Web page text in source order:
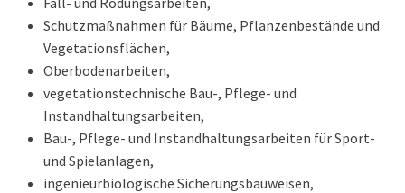
Schutzmaßnahmen für Bäume, Pflanzenbestände und
Vegetationsflächen,
Oberbodenarbeiten,
vegetationstechnische Bau-, Pflege- und
Instandhaltungsarbeiten,
Bau-, Pflege- und Instandhaltungsarbeiten für Sport-
und Spielanlagen,
ingenieurbiologische Sicherungsbauweisen,